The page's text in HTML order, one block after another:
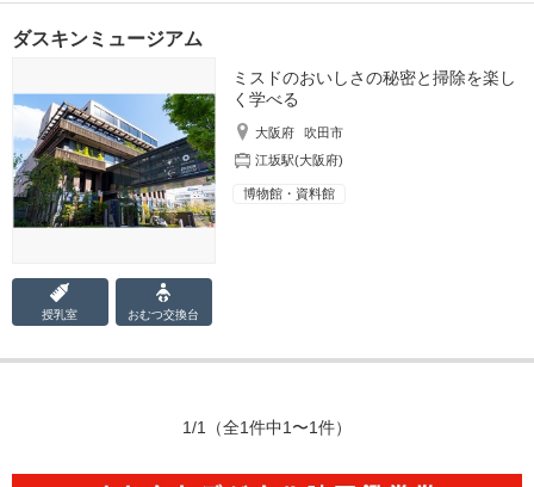
ダスキンミュージアム
ミスドのおいしさの秘密と掃除を楽し
く学べる
大阪府
吹田市
江坂駅(大阪府)
博物館・資料館
授乳室 おむつ交換台
1/1 （全1件中1〜1件）